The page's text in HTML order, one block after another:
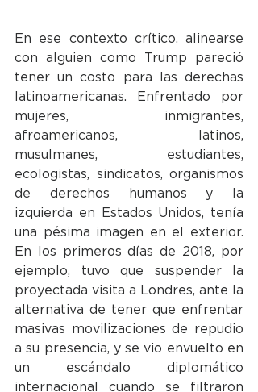
En ese contexto crítico, alinearse
con alguien como Trump pareció
tener un costo para las derechas
latinoamericanas. Enfrentado por
mujeres, inmigrantes,
afroamericanos, latinos,
musulmanes, estudiantes,
ecologistas, sindicatos, organismos
de derechos humanos y la
izquierda en Estados Unidos, tenía
una pésima imagen en el exterior.
En los primeros días de 2018, por
ejemplo, tuvo que suspender la
proyectada visita a Londres, ante la
alternativa de tener que enfrentar
masivas movilizaciones de repudio
a su presencia, y se vio envuelto en
un escándalo diplomático
internacional cuando se filtraron